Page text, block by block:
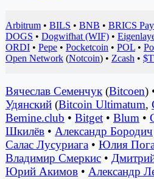
Arbitrum • BILS • BNB • BRICS Pay
DOGS • Dogwifhat (WIF) •
ORDI • Pepe • Pocketcoin • POL •
Open Network (Notcoin) • Zcash •
Вячеслав Семенчук (Bitcoen)
Удянский (Bitcoin Ultimatum,
Bemine.club • Bitget • Blum •
Шкилёв • Александр Бородич
Салас Лусуриага • Юлия
Владимир Смеркис •
Юрий Акимов • Александр